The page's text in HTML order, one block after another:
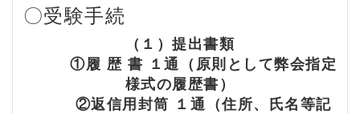
〇受験手続
（１）提出書類
①履 歴 書 １通（原則として弊会指定
様式の履歴書）
②返信用封筒 １通（住所、氏名等記